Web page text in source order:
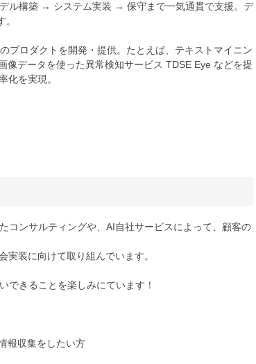
ル構築 → システム実装 → 保守まで一気通貫で支援。デ
プロダクトを開発・提供。たとえば、テキストマイニン
像データを使った異常検知サービス TDSE Eye などを提
化を実現。
コンサルティングや、AI自社サービスによって、顧客の
装に向けて取り組んでいます。
できることを楽しみにています！
報収集をしたい方